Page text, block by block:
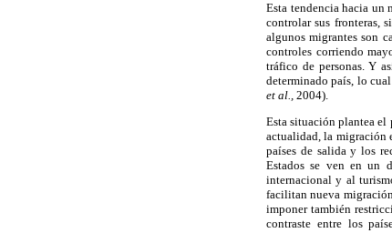
Esta tendencia hacia un
controlar sus fronteras,
algunos migrantes son
controles corriendo
tráfico de personas. Y
determinado país, lo
et al., 2004).
Esta situación plantea el
actualidad, la migración
países de salida y los
Estados se ven en un
internacional y al
facilitan nueva
imponer también
contraste entre los